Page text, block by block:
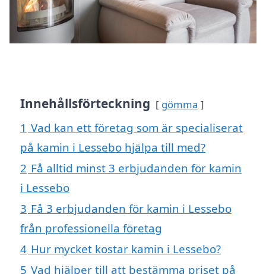
Innehållsförteckning gömma
1 Vad kan ett företag som är specialiserat
på kamin i Lessebo hjälpa till med?
2 Få alltid minst 3 erbjudanden för kamin
i Lessebo
3 Få 3 erbjudanden för kamin i Lessebo
från professionella företag
4 Hur mycket kostar kamin i Lessebo?
5 Vad hjälper till att bestämma priset på